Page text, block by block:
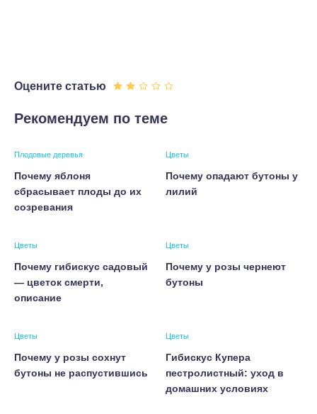
Оцените статью
Рекомендуем по теме
Плодовые деревья
Почему яблоня
сбрасывает плоды до их
созревания
Цветы
Почему опадают бутоны у
лилий
Цветы
Почему гибискус садовый
— цветок смерти,
описание
Цветы
Почему у розы чернеют
бутоны
Цветы
Почему у розы сохнут
бутоны не распустившись
Цветы
Гибискус Купера
пестролистный: уход в
домашних условиях